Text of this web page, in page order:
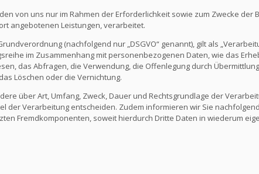
von uns nur im Rahmen der Erforderlichkeit sowie zum Zwecke
angebotenen Leistungen, verarbeitet.
(nachfolgend nur „DSGVO“ genannt), gilt als
im Zusammenhang mit personenbezogenen Daten, wie das
das Abfragen, die Verwendung, die Offenlegung durch
Löschen oder die Vernichtung.
über Art, Umfang, Zweck, Dauer und Rechtsgrundlage der
der Verarbeitung entscheiden. Zudem informieren wir Sie
Fremdkomponenten, soweit hierdurch Dritte Daten in wiederum